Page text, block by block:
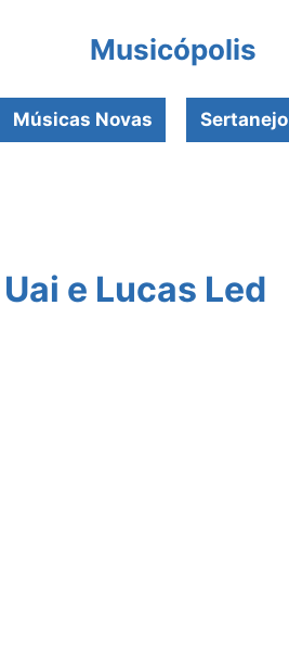
Musicópolis
Músicas Novas Sertanejo
e Lucas Led